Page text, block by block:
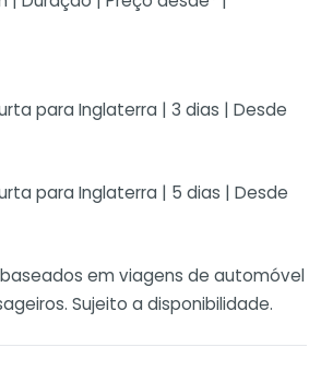
para Inglaterra | 3 dias | Desde
para Inglaterra | 5 dias | Desde
em viagens de automóvel
Sujeito a disponibilidade.